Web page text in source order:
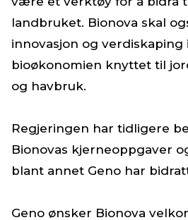
landbruket. Bionova skal
innovasjon og verdiskaping
bioøkonomien knyttet til
og havbruk.
Regjeringen har tidligere
Bionovas kjerneoppgaver
blant annet Geno har
Geno ønsker Bionova